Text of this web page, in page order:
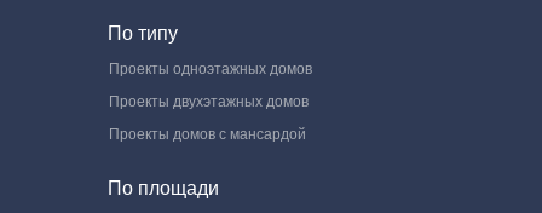
По типу
Проекты одноэтажных домов
Проекты двухэтажных домов
Проекты домов с мансардой
По площади